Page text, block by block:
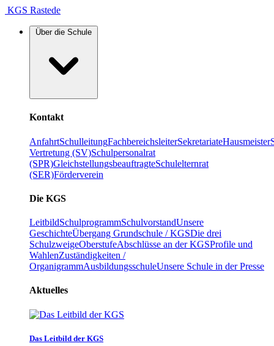
KGS Rastede
Über die Schule
Kontakt
AnfahrtSchulleitungFachbereichsleiterSekretariateHausmeister
Vertretung (SV)Schulpersonalrat
(SPR)GleichstellungsbeauftragteSchulelternrat
(SER)Förderverein
Die KGS
LeitbildSchulprogrammSchulvorstandUnsere
GeschichteÜbergang Grundschule / KGSDie drei
SchulzweigeOberstufeAbschlüsse an der KGSProfile und
WahlenZuständigkeiten /
OrganigrammAusbildungsschuleUnsere Schule in der Presse
Aktuelles
Das Leitbild der KGS